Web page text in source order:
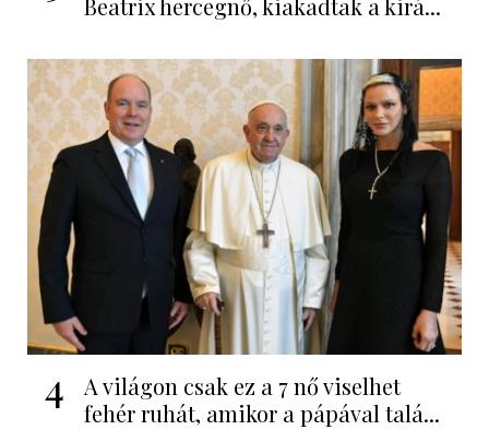
4
A világon csak ez a 7 nő viselhet
fehér ruhát, amikor a pápával talá...